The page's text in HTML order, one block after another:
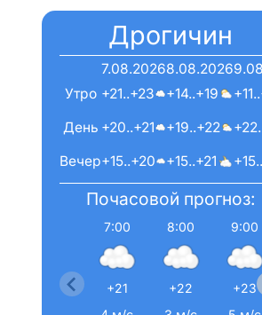
Дрогичин
7.08.2026
+21..+23
+20..+21
+15..+20
8.08.2026
+14..+19
+19..+22
+15..+21
Вечер
День
Утро
Почасовой прогноз:
7:00
+21
8:00
+22
9:00
+23